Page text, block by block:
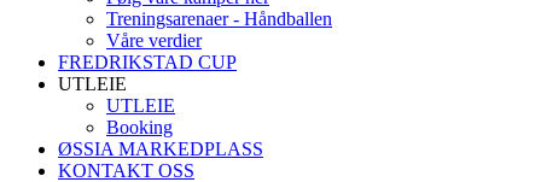
Treningsarenaer - Håndballen
Våre verdier
FREDRIKSTAD CUP
UTLEIE
UTLEIE
Booking
ØSSIA MARKEDPLASS
KONTAKT OSS